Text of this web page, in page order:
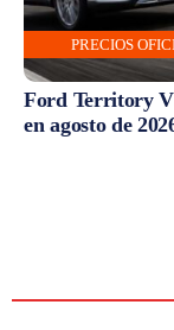
PRECIOS
Ford Territory
en agosto de